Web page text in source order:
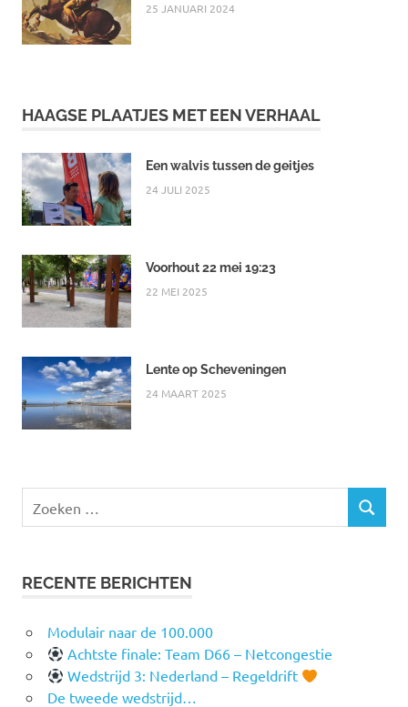
25 JANUARI 2024
HAAGSE PLAATJES MET EEN VERHAAL
Een walvis tussen de geitjes
24 JULI 2025
Voorhout 22 mei 19:23
22 MEI 2025
Lente op Scheveningen
24 MAART 2025
naar:
ZOEKEN
RECENTE BERICHTEN
Modulair naar de 100.000
Achtste finale: Team D66 – Netcongestie
Wedstrijd 3: Nederland – Regeldrift
De tweede wedstrijd…